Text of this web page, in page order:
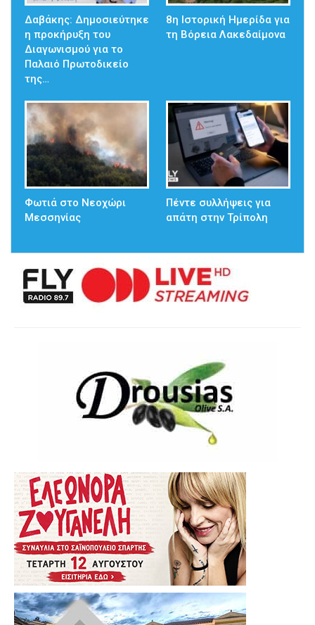
Δαβάκης: Δημοσιεύτηκε
η προκήρυξη του
Διαγωνισμού για το
Παλαιό Πρωτοδικείο
της…
8η Ιστορική Ημερίδα για
τη Βόρεια Λακεδαίμονα
Φωτιά στο Νεοχώρι
Μεσσηνίας
Πέντε συλλήψεις για
απάτη στην Τρίπολη